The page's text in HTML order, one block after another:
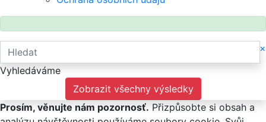
×
Vyhledáváme
Zobrazit všechny výsledky
Prosím, věnujte nám pozornosť. Přizpůsobte si obsah a